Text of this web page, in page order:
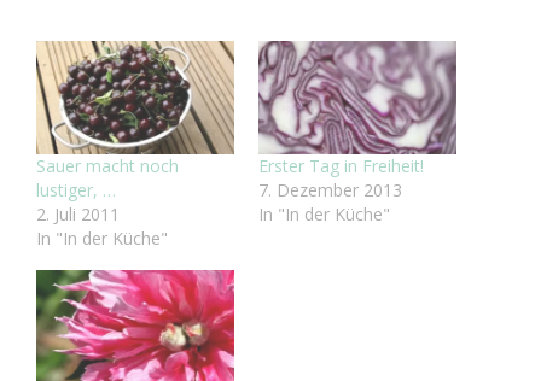
Sauer macht noch
lustiger, …
2. Juli 2011
In "In der Küche"
Erster Tag in Freiheit!
7. Dezember 2013
In "In der Küche"